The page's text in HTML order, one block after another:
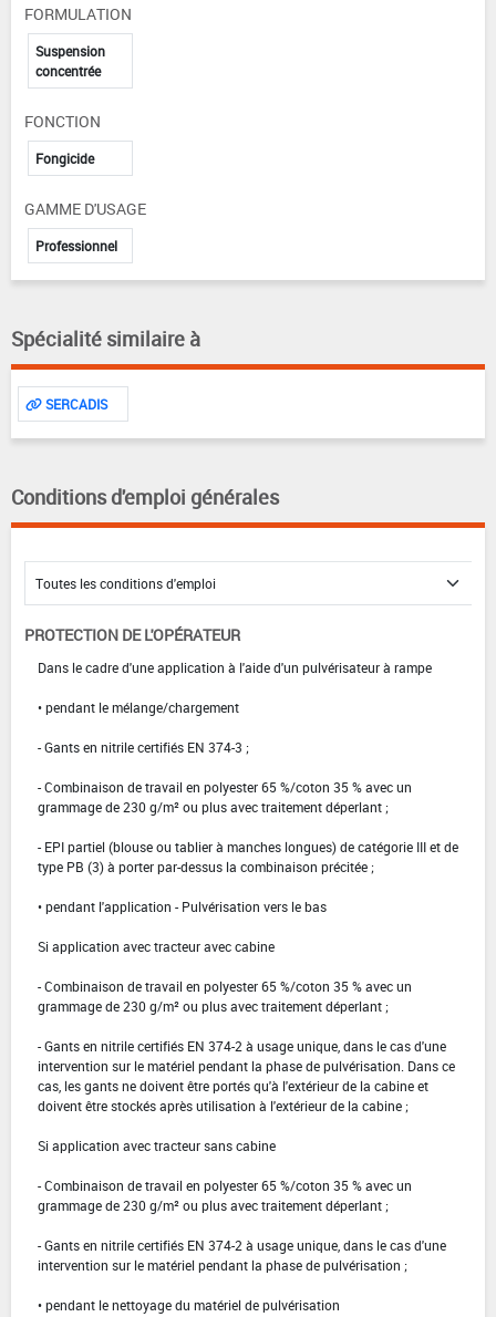
FORMULATION
Suspension
concentrée
FONCTION
Fongicide
GAMME D'USAGE
Professionnel
Spécialité similaire à
SERCADIS
Conditions d'emploi générales
PROTECTION DE L'OPÉRATEUR
Dans le cadre d'une application à l'aide d'un pulvérisateur à rampe
• pendant le mélange/chargement
- Gants en nitrile certifiés EN 374-3 ;
- Combinaison de travail en polyester 65 %/coton 35 % avec un
grammage de 230 g/m² ou plus avec traitement déperlant ;
- EPI partiel (blouse ou tablier à manches longues) de catégorie III et de
type PB (3) à porter par-dessus la combinaison précitée ;
• pendant l'application - Pulvérisation vers le bas
Si application avec tracteur avec cabine
- Combinaison de travail en polyester 65 %/coton 35 % avec un
grammage de 230 g/m² ou plus avec traitement déperlant ;
- Gants en nitrile certifiés EN 374-2 à usage unique, dans le cas d'une
intervention sur le matériel pendant la phase de pulvérisation. Dans ce
cas, les gants ne doivent être portés qu'à l'extérieur de la cabine et
doivent être stockés après utilisation à l'extérieur de la cabine ;
Si application avec tracteur sans cabine
- Combinaison de travail en polyester 65 %/coton 35 % avec un
grammage de 230 g/m² ou plus avec traitement déperlant ;
- Gants en nitrile certifiés EN 374-2 à usage unique, dans le cas d'une
intervention sur le matériel pendant la phase de pulvérisation ;
• pendant le nettoyage du matériel de pulvérisation